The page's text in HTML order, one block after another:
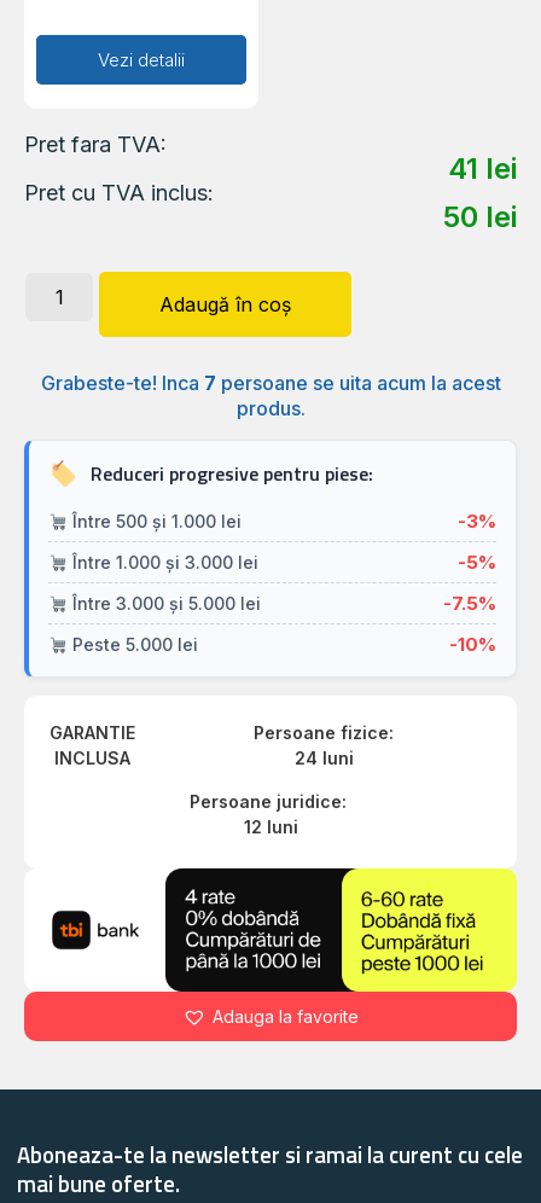
Adaugă în coș
Vezi detalii
Pret fara TVA:
41 lei
Pret cu TVA inclus:
50 lei
Adaugă în coș
Grabeste-te! Inca 7 persoane se uita acum la acest
produs.
Reduceri progresive pentru piese:
Între 500 și 1.000 lei -3%
Între 1.000 și 3.000 lei -5%
Între 3.000 și 5.000 lei -7.5%
Peste 5.000 lei -10%
GARANTIE
INCLUSA
Persoane fizice:
24 luni
Persoane juridice:
12 luni
Adauga la favorite
Aboneaza-te la newsletter si ramai la curent cu cele
mai bune oferte.